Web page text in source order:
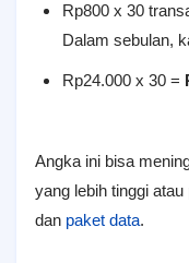
Rp800 x 30
Dalam sebulan,
Rp24.000 x 30 =
Angka ini bisa
yang lebih tinggi
dan paket data.